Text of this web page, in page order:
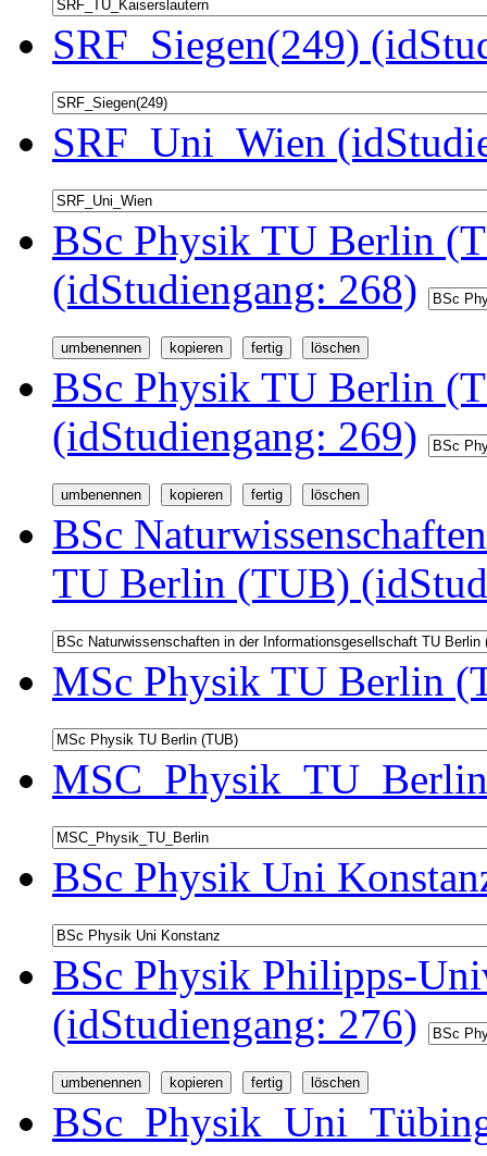
SRF_Siegen(249)
SRF_Uni_Wien
BSc Physik TU Berlin
(idStudiengang: 268)
BSc Physik TU Berlin
(idStudiengang: 269)
BSc
TU Berlin (TUB)
MSc Physik TU Berlin
BSc Physik Uni
BSc Physik Philipps-
(idStudiengang: 276)